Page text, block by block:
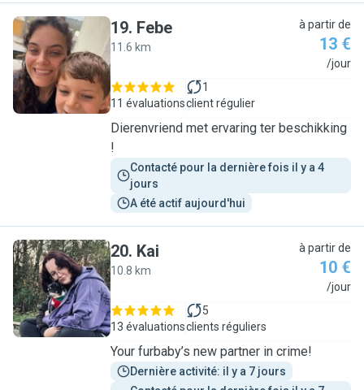
F
19. Febe
11.6 km
à partir de
13 €
/jour
11 évaluations
1
client régulier
Dierenvriend met ervaring ter beschikking
!
Contacté pour la dernière fois il y a 4
jours
A été actif aujourd'hui
K
20. Kai
10.8 km
à partir de
10 €
/jour
13 évaluations
5
clients réguliers
Your furbaby’s new partner in crime!
Dernière activité: il y a 7 jours